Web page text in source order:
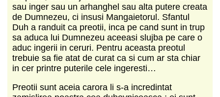
sau inger sau un arhanghel sau alta putere creata
de Dumnezeu, ci insusi Mangaietorul. Sfantul
Duh a randuit ca preotii, inca pe cand sunt in trup
sa aduca lui Dumnezeu aceeasi slujba pe care o
aduc ingerii in ceruri. Pentru aceasta preotul
trebuie sa fie atat de curat ca si cum ar sta chiar
in cer printre puterile cele ingeresti…
Preotii sunt aceia carora li s-a incredintat